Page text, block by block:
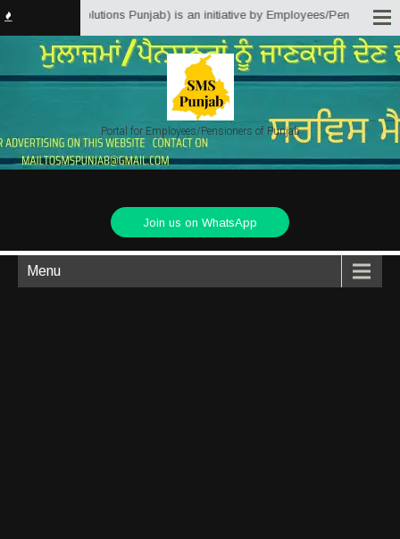
Matter Solutions Punjab) is an initiative by Employees/Pensioners of
Portal for Employees/Pensioners of Punjab
Join us on WhatsApp
Menu